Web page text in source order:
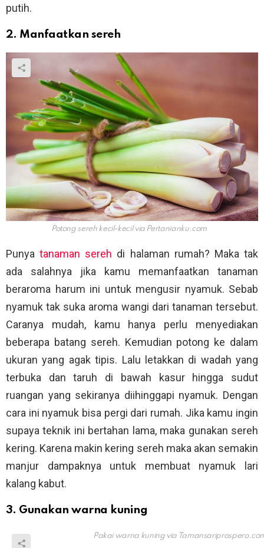
putih.
2. Manfaatkan sereh
Potong sereh kecil-kecil via Pertanianku.com
Punyatanaman sereh di halaman rumah? Maka tak
ada salahnya jika kamu memanfaatkan tanaman
beraroma harum ini untuk mengusir nyamuk. Sebab
nyamuk tak suka aroma wangi dari tanaman tersebut.
Caranya mudah, kamu hanya perlu menyediakan
beberapa batang sereh. Kemudian potong ke dalam
ukuran yang agak tipis. Lalu letakkan di wadah yang
terbuka dan taruh di bawah kasur hingga sudut
ruangan yang sekiranya diihinggapi nyamuk. Dengan
cara ini nyamuk bisa pergi dari rumah. Jika kamu ingin
supaya teknik ini bertahan lama, maka gunakan sereh
kering. Karena makin kering sereh maka akan semakin
manjur dampaknya untuk membuat nyamuk lari
kalang kabut.
3. Gunakan warna kuning
Pakai warna kuning via